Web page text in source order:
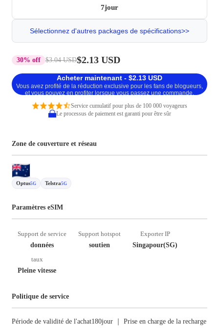
7jour
Sélectionnez d'autres packages de spécifications>>
30% off $3.04 USD$2.13 USD
Acheter maintenant - $2.13 USD
Vous avez profité de la réduction exclusive pour les fans de blogueurs,
et vous pouvez en profiter lorsque vous passez une commande.
Service cumulatif pour plus de 100 000 voyageurs
Le processus de paiement est garanti pour être sûr
Zone de couverture et réseau
Optus5G Telstra5G
Paramètres eSIM
Support de service
données
Support hotspot
soutien
Exporter IP
Singapour(SG)
taux
Pleine vitesse
Politique de service
Période de validité de l'achat180jour ｜ Prise en charge de la recharge